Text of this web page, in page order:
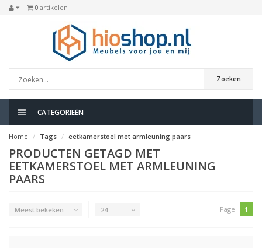
0 artikelen
Zoeken
CATEGORIEËN
Home Tags eetkamerstoel met armleuning paars
PRODUCTEN GETAGD MET
EETKAMERSTOEL MET ARMLEUNING
PAARS
Meest bekeken 24 Page: 1